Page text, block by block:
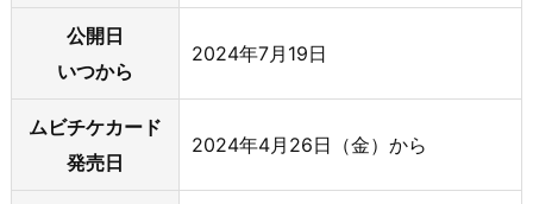
公開日
いつから
2024年7月19日
ムビチケカード
発売日
2024年4月26日（金）から